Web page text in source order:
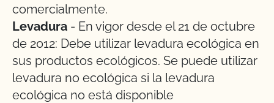
comercialmente.
Levadura - En vigor desde el 21 de octubre
de 2012: Debe utilizar levadura ecológica en
sus productos ecológicos. Se puede utilizar
levadura no ecológica si la levadura
ecológica no está disponible